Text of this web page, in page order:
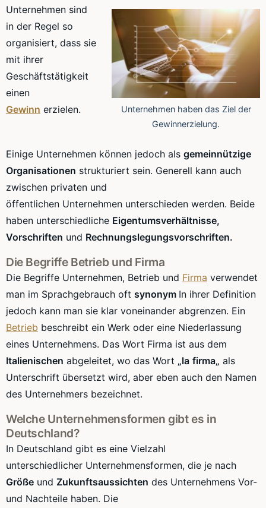
Unternehmen haben das Ziel der
Gewinnerzielung.
Unternehmen sind
in der Regel so
organisiert, dass sie
mit ihrer
Geschäftstätigkeit
einen
Gewinn erzielen.
Einige Unternehmen können jedoch als gemeinnützige
Organisationen strukturiert sein. Generell kann auch
zwischen privaten und
öffentlichen Unternehmen unterschieden werden. Beide
haben unterschiedliche Eigentumsverhältnisse,
Vorschriften und Rechnungslegungsvorschriften.
Die Begriffe Betrieb und Firma
Die Begriffe Unternehmen, Betrieb und Firma verwendet
man im Sprachgebrauch oft synonym In ihrer Definition
jedoch kann man sie klar voneinander abgrenzen. Ein
Betrieb beschreibt ein Werk oder eine Niederlassung
eines Unternehmens. Das Wort Firma ist aus dem
Italienischen abgeleitet, wo das Wort „la firma„ als
Unterschrift übersetzt wird, aber eben auch den Namen
des Unternehmers bezeichnet.
Welche Unternehmensformen gibt es in
Deutschland?
In Deutschland gibt es eine Vielzahl
unterschiedlicher Unternehmensformen, die je nach
Größe und Zukunftsaussichten des Unternehmens Vor-
und Nachteile haben. Die